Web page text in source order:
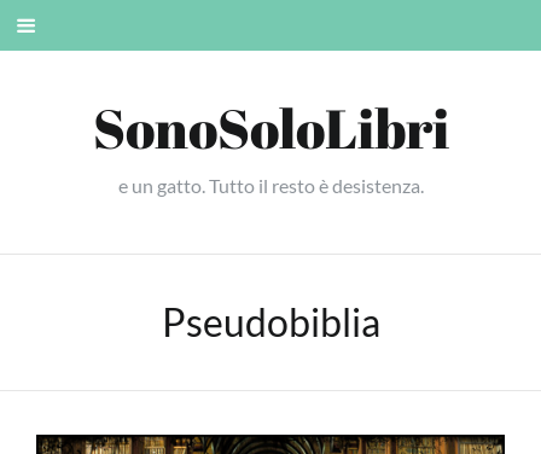
Skip
SonoSoloLibri
e un gatto. Tutto il resto è desistenza.
Pseudobiblia